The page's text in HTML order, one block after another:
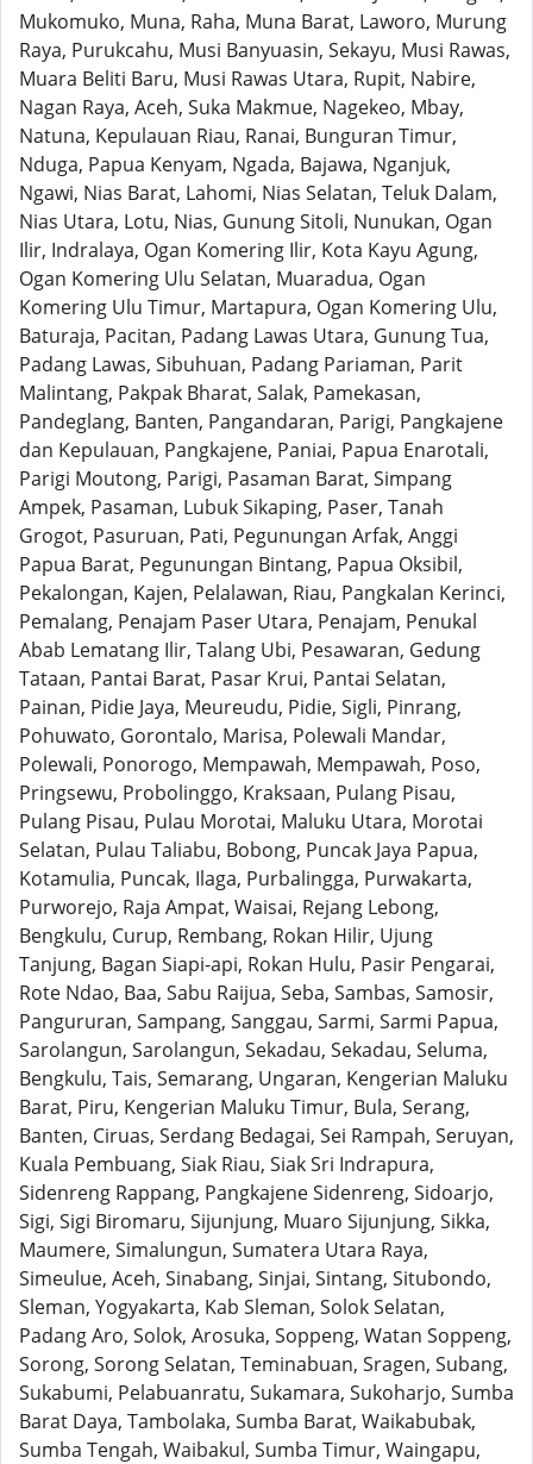
Mukomuko, Muna, Raha, Muna Barat, Laworo, Murung
Raya, Purukcahu, Musi Banyuasin, Sekayu, Musi Rawas,
Muara Beliti Baru, Musi Rawas Utara, Rupit, Nabire,
Nagan Raya, Aceh, Suka Makmue, Nagekeo, Mbay,
Natuna, Kepulauan Riau, Ranai, Bunguran Timur,
Nduga, Papua Kenyam, Ngada, Bajawa, Nganjuk,
Ngawi, Nias Barat, Lahomi, Nias Selatan, Teluk Dalam,
Nias Utara, Lotu, Nias, Gunung Sitoli, Nunukan, Ogan
Ilir, Indralaya, Ogan Komering Ilir, Kota Kayu Agung,
Ogan Komering Ulu Selatan, Muaradua, Ogan
Komering Ulu Timur, Martapura, Ogan Komering Ulu,
Baturaja, Pacitan, Padang Lawas Utara, Gunung Tua,
Padang Lawas, Sibuhuan, Padang Pariaman, Parit
Malintang, Pakpak Bharat, Salak, Pamekasan,
Pandeglang, Banten, Pangandaran, Parigi, Pangkajene
dan Kepulauan, Pangkajene, Paniai, Papua Enarotali,
Parigi Moutong, Parigi, Pasaman Barat, Simpang
Ampek, Pasaman, Lubuk Sikaping, Paser, Tanah
Grogot, Pasuruan, Pati, Pegunungan Arfak, Anggi
Papua Barat, Pegunungan Bintang, Papua Oksibil,
Pekalongan, Kajen, Pelalawan, Riau, Pangkalan Kerinci,
Pemalang, Penajam Paser Utara, Penajam, Penukal
Abab Lematang Ilir, Talang Ubi, Pesawaran, Gedung
Tataan, Pantai Barat, Pasar Krui, Pantai Selatan,
Painan, Pidie Jaya, Meureudu, Pidie, Sigli, Pinrang,
Pohuwato, Gorontalo, Marisa, Polewali Mandar,
Polewali, Ponorogo, Mempawah, Mempawah, Poso,
Pringsewu, Probolinggo, Kraksaan, Pulang Pisau,
Pulang Pisau, Pulau Morotai, Maluku Utara, Morotai
Selatan, Pulau Taliabu, Bobong, Puncak Jaya Papua,
Kotamulia, Puncak, Ilaga, Purbalingga, Purwakarta,
Purworejo, Raja Ampat, Waisai, Rejang Lebong,
Bengkulu, Curup, Rembang, Rokan Hilir, Ujung
Tanjung, Bagan Siapi-api, Rokan Hulu, Pasir Pengarai,
Rote Ndao, Baa, Sabu Raijua, Seba, Sambas, Samosir,
Pangururan, Sampang, Sanggau, Sarmi, Sarmi Papua,
Sarolangun, Sarolangun, Sekadau, Sekadau, Seluma,
Bengkulu, Tais, Semarang, Ungaran, Kengerian Maluku
Barat, Piru, Kengerian Maluku Timur, Bula, Serang,
Banten, Ciruas, Serdang Bedagai, Sei Rampah, Seruyan,
Kuala Pembuang, Siak Riau, Siak Sri Indrapura,
Sidenreng Rappang, Pangkajene Sidenreng, Sidoarjo,
Sigi, Sigi Biromaru, Sijunjung, Muaro Sijunjung, Sikka,
Maumere, Simalungun, Sumatera Utara Raya,
Simeulue, Aceh, Sinabang, Sinjai, Sintang, Situbondo,
Sleman, Yogyakarta, Kab Sleman, Solok Selatan,
Padang Aro, Solok, Arosuka, Soppeng, Watan Soppeng,
Sorong, Sorong Selatan, Teminabuan, Sragen, Subang,
Sukabumi, Pelabuanratu, Sukamara, Sukoharjo, Sumba
Barat Daya, Tambolaka, Sumba Barat, Waikabubak,
Sumba Tengah, Waibakul, Sumba Timur, Waingapu,